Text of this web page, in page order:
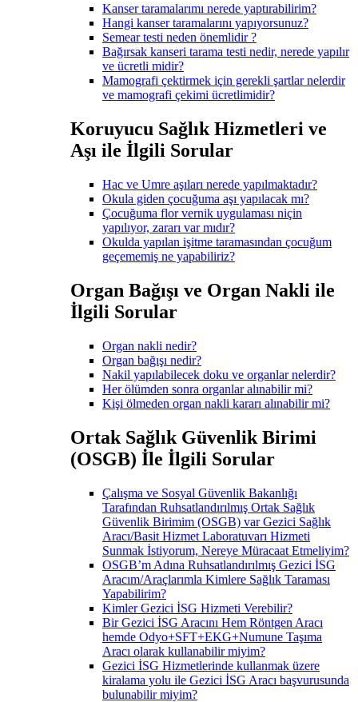
Kanser taramalarımı nerede yaptırabilirim?
Hangi kanser taramalarını yapıyorsunuz?
Semear testi neden önemlidir ?
Bağırsak kanseri tarama testi nedir, nerede yapılır
ve ücretli midir?
Mamografi çektirmek için gerekli şartlar nelerdir
ve mamografi çekimi ücretlimidir?
Koruyucu Sağlık Hizmetleri ve
Aşı ile İlgili Sorular
Hac ve Umre aşıları nerede yapılmaktadır?
Okula giden çocuğuma aşı yapılacak mı?
Çocuğuma flor vernik uygulaması niçin
yapılıyor, zararı var mıdır?
Okulda yapılan işitme taramasından çocuğum
geçememiş ne yapabiliriz?
Organ Bağışı ve Organ Nakli ile
İlgili Sorular
Organ nakli nedir?
Organ bağışı nedir?
Nakil yapılabilecek doku ve organlar nelerdir?
Her ölümden sonra organlar alınabilir mi?
Kişi ölmeden organ nakli kararı alınabilir mi?
Ortak Sağlık Güvenlik Birimi
(OSGB) İle İlgili Sorular
Çalışma ve Sosyal Güvenlik Bakanlığı
Tarafından Ruhsatlandırılmış Ortak Sağlık
Güvenlik Birimim (OSGB) var Gezici Sağlık
Aracı/Basit Hizmet Laboratuvarı Hizmeti
Sunmak İstiyorum, Nereye Müracaat Etmeliyim?
OSGB’m Adına Ruhsatlandırılmış Gezici İSG
Aracım/Araçlarımla Kimlere Sağlık Taraması
Yapabilirim?
Kimler Gezici İSG Hizmeti Verebilir?
Bir Gezici İSG Aracını Hem Röntgen Aracı
hemde Odyo+SFT+EKG+Numune Taşıma
Aracı olarak kullanabilir miyim?
Gezici İSG Hizmetlerinde kullanmak üzere
kiralama yolu ile Gezici İSG Aracı başvurusunda
bulunabilir miyim?